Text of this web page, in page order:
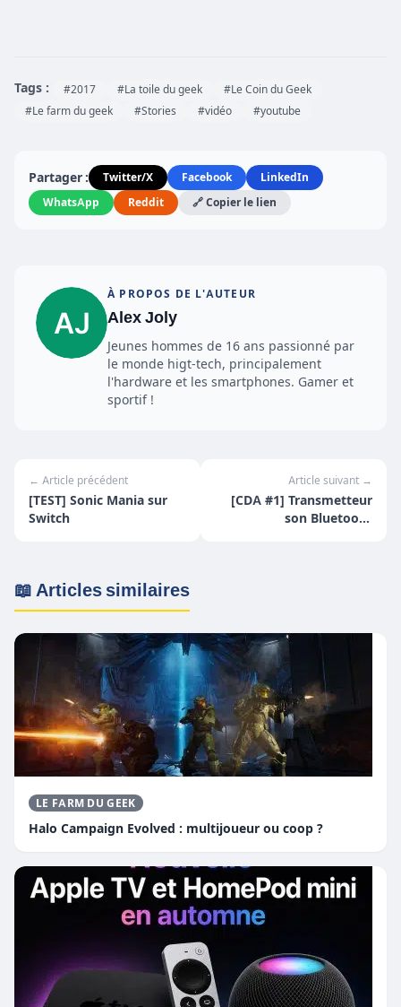
Tags : #2017 #La toile du geek
#Le Coin du Geek
#Le farm du geek
#Stories #vidéo #youtube
Partager : Twitter/X Facebook
LinkedIn
WhatsApp
Reddit 🔗 Copier le lien
À PROPOS DE L'AUTEUR
Alex Joly
Jeunes hommes de 16 ans passionné par
le monde higt-tech, principalement
l'hardware et les smartphones. Gamer et
sportif !
← Article précédent
[TEST] Sonic Mania sur
Switch
Article suivant →
[CDA #1] Transmetteur
son Bluetooth
📖 Articles similaires
LE FARM DU GEEK
Halo Campaign Evolved : multijoueur ou coop ?